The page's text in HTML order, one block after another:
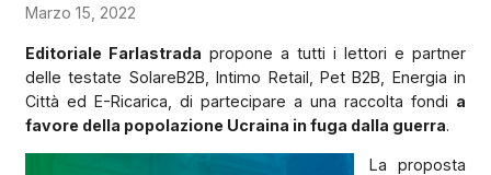
Marzo 15, 2022
Editoriale Farlastrada propone a tutti i lettori e partner
delle testate SolareB2B, Intimo Retail, Pet B2B, Energia in
Città ed E-Ricarica, di partecipare a una raccolta fondi a
favore della popolazione Ucraina in fuga dalla guerra.
La proposta